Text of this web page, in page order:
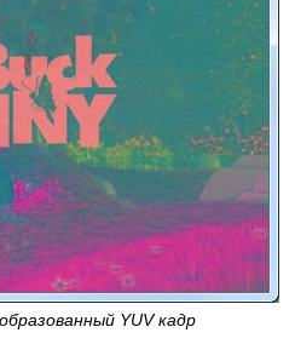
YUV кадр